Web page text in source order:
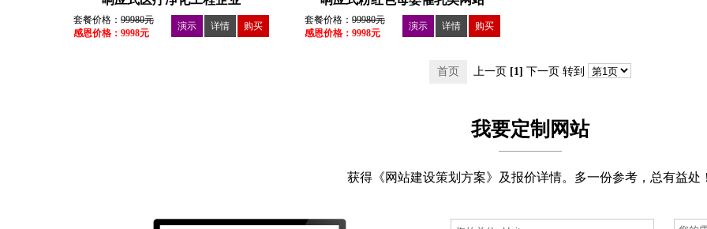
套餐价格： 99980元
感恩价格：9998元
演示 详情 购买
套餐价格： 99980元
感恩价格：9998元
演示 详情 购买
首页 上一页 [1] 下一页 转到
我要定制网站
获得《网站建设策划方案》及报价详情。多一份参考，总有益处